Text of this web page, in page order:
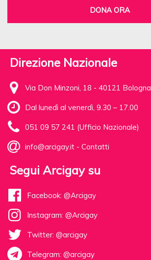
DONA ORA
Direzione Nazionale
Via Don Minzoni, 18 - 40121 Bologna
Dal lunedì al venerdì, 9.30 – 17.00
051 09 57 241 (Ufficio Nazionale)
info@arcigay.it - Contatti
Segui Arcigay su
Facebook: @Arcigay
Instagram: @Arcigay
Twitter: @arcigay
Telegram: @arcigay